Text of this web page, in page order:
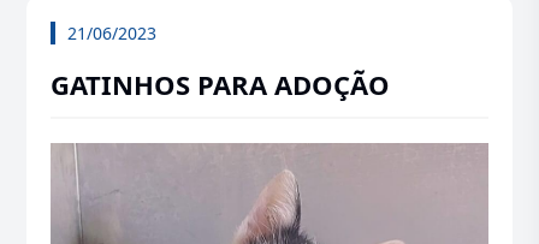
21/06/2023
GATINHOS PARA ADOÇÃO